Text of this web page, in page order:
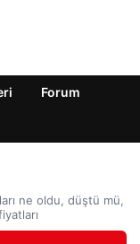
Forum
ne oldu, düştü mü,